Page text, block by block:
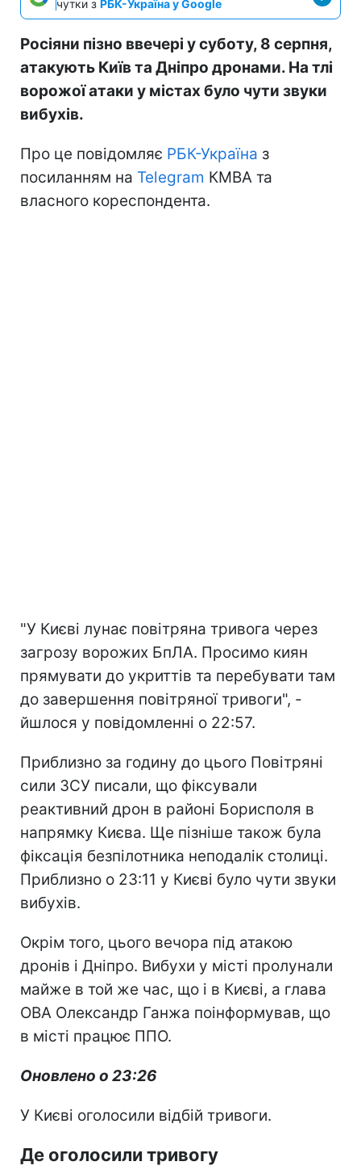
чутки з РБК-Україна у Google
Росіяни пізно ввечері у суботу, 8 серпня,
атакують Київ та Дніпро дронами. На тлі
ворожої атаки у містах було чути звуки
вибухів.
Про це повідомляє РБК-Україна з
посиланням на Telegram КМВА та
власного кореспондента.
"У Києві лунає повітряна тривога через
загрозу ворожих БпЛА. Просимо киян
прямувати до укриттів та перебувати там
до завершення повітряної тривоги", -
йшлося у повідомленні о 22:57.
Приблизно за годину до цього Повітряні
сили ЗСУ писали, що фіксували
реактивний дрон в районі Борисполя в
напрямку Києва. Ще пізніше також була
фіксація безпілотника неподалік столиці.
Приблизно о 23:11 у Києві було чути звуки
вибухів.
Окрім того, цього вечора під атакою
дронів і Дніпро. Вибухи у місті пролунали
майже в той же час, що і в Києві, а глава
ОВА Олександр Ганжа поінформував, що
в місті працює ППО.
Оновлено о 23:26
У Києві оголосили відбій тривоги.
Де оголосили тривогу